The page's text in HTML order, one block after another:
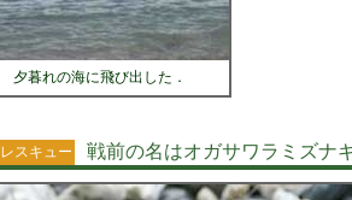
夕暮れの海に飛び出した．
レスキュー 戦前の名はオガサワラミズ